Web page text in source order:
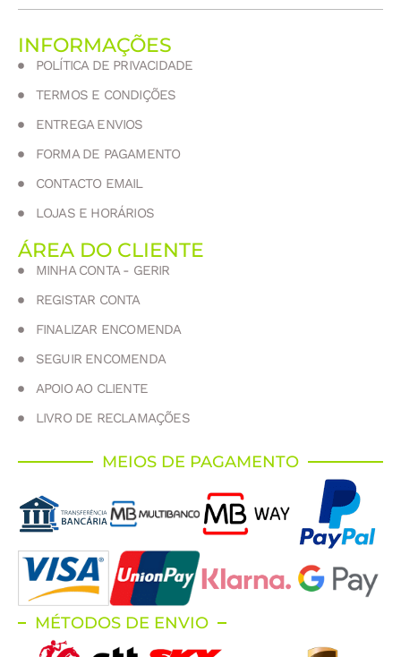
INFORMAÇÕES
POLÍTICA DE PRIVACIDADE
TERMOS E CONDIÇÕES
ENTREGA ENVIOS
FORMA DE PAGAMENTO
CONTACTO EMAIL
LOJAS E HORÁRIOS
ÁREA DO CLIENTE
MINHA CONTA - GERIR
REGISTAR CONTA
FINALIZAR ENCOMENDA
SEGUIR ENCOMENDA
APOIO AO CLIENTE
LIVRO DE RECLAMAÇÕES
MEIOS DE PAGAMENTO
MÉTODOS DE ENVIO